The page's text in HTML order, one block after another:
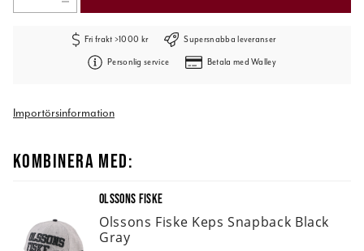
Fri frakt >1000 kr Supersnabba leveranser
Personlig service Betala med Walley
Importörsinformation
KOMBINERA MED:
OLSSONS FISKE
Olssons Fiske Keps Snapback Black
Gray